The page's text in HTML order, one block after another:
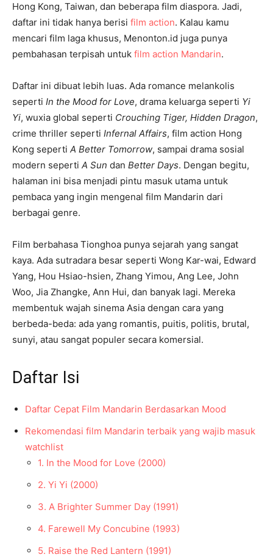
Hong Kong, Taiwan, dan beberapa film diaspora. Jadi,
daftar ini tidak hanya berisi film action. Kalau kamu
mencari film laga khusus, Menonton.id juga punya
pembahasan terpisah untuk film action Mandarin.
Daftar ini dibuat lebih luas. Ada romance melankolis
seperti In the Mood for Love, drama keluarga seperti Yi
Yi, wuxia global seperti Crouching Tiger, Hidden Dragon,
crime thriller seperti Infernal Affairs, film action Hong
Kong seperti A Better Tomorrow, sampai drama sosial
modern seperti A Sun dan Better Days. Dengan begitu,
halaman ini bisa menjadi pintu masuk utama untuk
pembaca yang ingin mengenal film Mandarin dari
berbagai genre.
Film berbahasa Tionghoa punya sejarah yang sangat
kaya. Ada sutradara besar seperti Wong Kar-wai, Edward
Yang, Hou Hsiao-hsien, Zhang Yimou, Ang Lee, John
Woo, Jia Zhangke, Ann Hui, dan banyak lagi. Mereka
membentuk wajah sinema Asia dengan cara yang
berbeda-beda: ada yang romantis, puitis, politis, brutal,
sunyi, atau sangat populer secara komersial.
Daftar Isi
Daftar Cepat Film Mandarin Berdasarkan Mood
Rekomendasi film Mandarin terbaik yang wajib masuk
watchlist
1. In the Mood for Love (2000)
2. Yi Yi (2000)
3. A Brighter Summer Day (1991)
4. Farewell My Concubine (1993)
5. Raise the Red Lantern (1991)